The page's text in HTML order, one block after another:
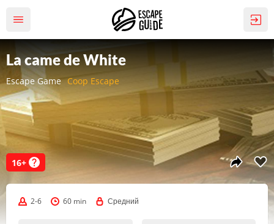
Escape Game Coop Escape
La came de White
16+
2-6 60 min Средний